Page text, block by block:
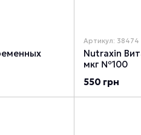
Артикул: 38474
Nutraxin
мкг №100
550 грн